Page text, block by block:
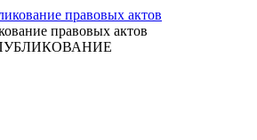
правовых актов